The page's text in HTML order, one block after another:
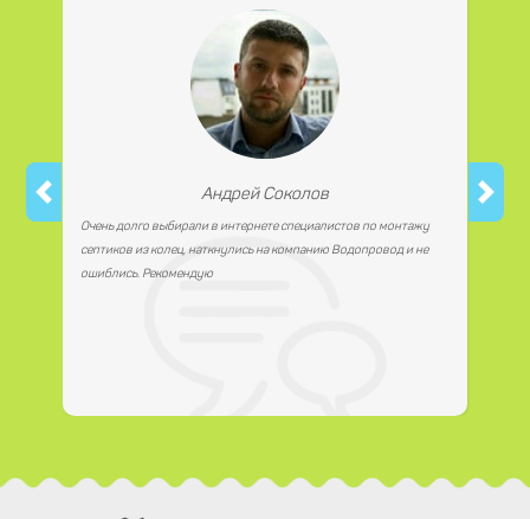
Андрей Соколов
Очень долго выбирали в интернете специалистов по монтажу
септиков из колец, наткнулись на компанию Водопровод и не
ошиблись. Рекомендую